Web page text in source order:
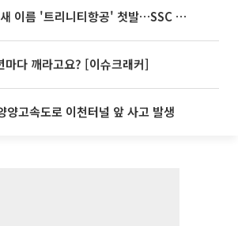
티웨이항공, 새 이름 '트리니티항공' 첫발…SSC 전략 본격화
마다 깨라고요? [이슈크래커]
양고속도로 이천터널 앞 사고 발생